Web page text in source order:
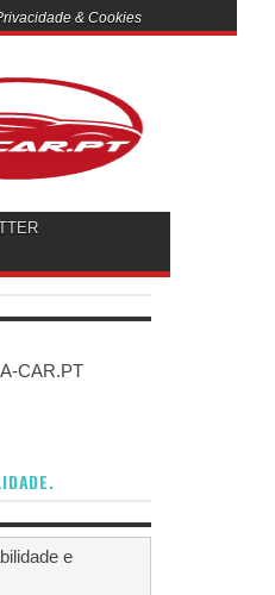
& Cookies